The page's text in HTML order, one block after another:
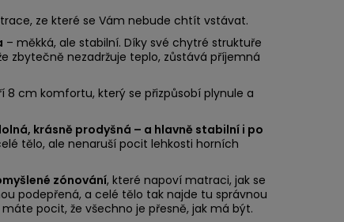
ze které se Vám nebude chtít vstávat.
– měkká, ale stabilní. Díky své chytré struktuře
zbytečně nezadržuje teplo, zůstává příjemná
cm komfortu, který se přizpůsobí plynule a
krásně prodyšná – a hlavně stabilní i po
tělo, ale nenaruší pocit lehkosti horních
zónování, které napoví matraci, jak se
podepřená, a celé tělo tak najde tu správnou
pocit, že všechno je přesně, jak má být.